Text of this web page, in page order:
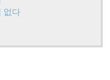
없다